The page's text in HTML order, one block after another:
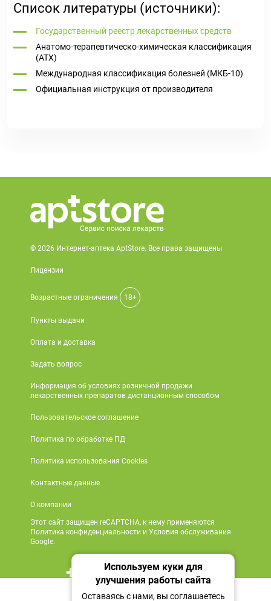
Нет в наличии
Список литературы (источники):
Государственный реестр лекарственных средств
Анатомо-терапевтическо-химическая классификация
(ATX)
Международная классификация болезней (МКБ-10)
Официальная инструкция от производителя
© 2026 Интернет-аптека AptStore. Все права защищены
Лицензии
Возрастные ограничения 18+
Пункты выдачи
Оплата и доставка
Задать вопрос
Информация об условиях розничной продажи
лекарственных препаратов дистанционным способом
Пользовательское соглашение
Политика по обработке ПД
Политика использования Cookies
Контактные данные
О компании
Этот сайт защищен reCAPTCHA, к нему применяются
Политика конфиденциальности и Условия обслуживания
Google.
+7 495 419 18 18
Мы в социальных сетях
Используем куки для
улучшения работы сайта
Оставаясь с нами, вы соглашаетесь